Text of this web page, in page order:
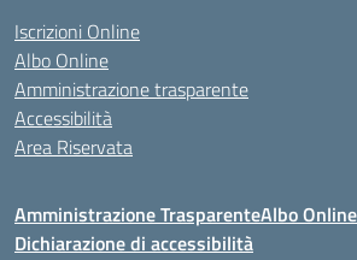
Iscrizioni Online
Albo Online
Amministrazione trasparente
Accessibilità
Area Riservata
Amministrazione TrasparenteAlbo Online
Dichiarazione di accessibilità